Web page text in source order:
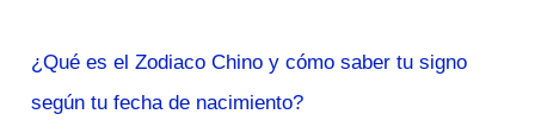
¿Qué es el Zodiaco Chino y cómo saber tu signo
según tu fecha de nacimiento?